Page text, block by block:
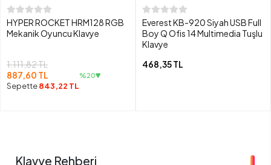
HYPER ROCKET HRM128 RGB
Mekanik Oyuncu Klavye
1.111,82 TL
887,60 TL
Sepette843,22 TL
%20
Everest KB-920 Siyah USB Full
Boy Q Ofis 14 Multimedia Tuşlu
Klavye
468,35 TL
Klavye Rehberi